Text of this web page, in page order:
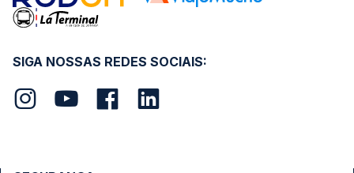
SIGA NOSSAS REDES SOCIAIS: